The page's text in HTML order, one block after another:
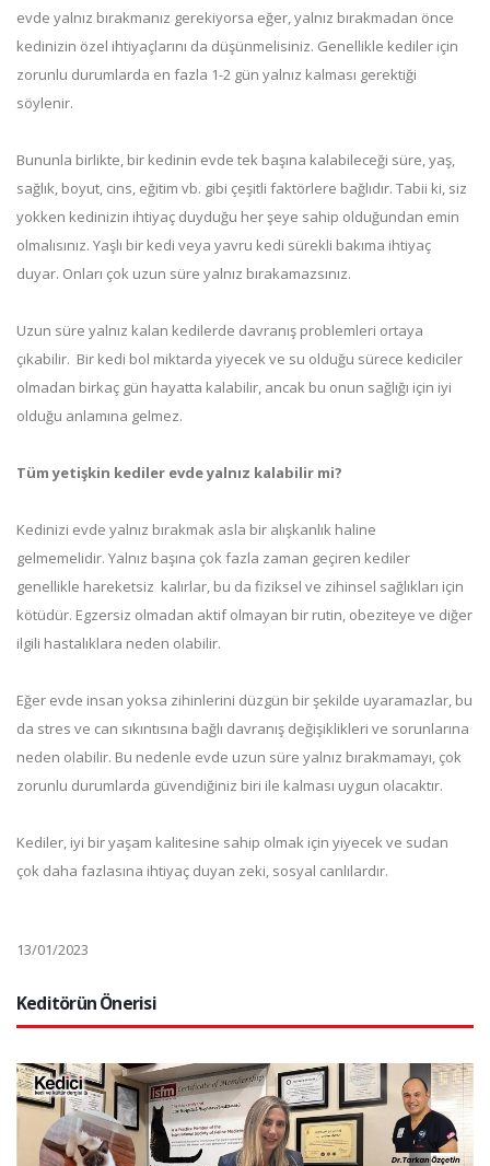
evde yalnız bırakmanız gerekiyorsa eğer, yalnız bırakmadan önce
kedinizin özel ihtiyaçlarını da düşünmelisiniz. Genellikle kediler için
zorunlu durumlarda en fazla 1-2 gün yalnız kalması gerektiği
söylenir.
Bununla birlikte, bir kedinin evde tek başına kalabileceği süre, yaş,
sağlık, boyut, cins, eğitim vb. gibi çeşitli faktörlere bağlıdır. Tabii ki, siz
yokken kedinizin ihtiyaç duyduğu her şeye sahip olduğundan emin
olmalısınız. Yaşlı bir kedi veya yavru kedi sürekli bakıma ihtiyaç
duyar. Onları çok uzun süre yalnız bırakamazsınız.
Uzun süre yalnız kalan kedilerde davranış problemleri ortaya
çıkabilir. Bir kedi bol miktarda yiyecek ve su olduğu sürece kediciler
olmadan birkaç gün hayatta kalabilir, ancak bu onun sağlığı için iyi
olduğu anlamına gelmez.
Tüm yetişkin kediler evde yalnız kalabilir mi?
Kedinizi evde yalnız bırakmak asla bir alışkanlık haline
gelmemelidir. Yalnız başına çok fazla zaman geçiren kediler
genellikle hareketsiz kalırlar, bu da fiziksel ve zihinsel sağlıkları için
kötüdür. Egzersiz olmadan aktif olmayan bir rutin, obeziteye ve diğer
ilgili hastalıklara neden olabilir.
Eğer evde insan yoksa zihinlerini düzgün bir şekilde uyaramazlar, bu
da stres ve can sıkıntısına bağlı davranış değişiklikleri ve sorunlarına
neden olabilir. Bu nedenle evde uzun süre yalnız bırakmamayı, çok
zorunlu durumlarda güvendiğiniz biri ile kalması uygun olacaktır.
Kediler, iyi bir yaşam kalitesine sahip olmak için yiyecek ve sudan
çok daha fazlasına ihtiyaç duyan zeki, sosyal canlılardır.
13/01/2023
Keditörün Önerisi